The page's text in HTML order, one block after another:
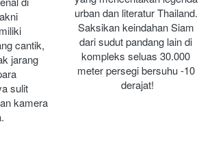
cantik,
jarang
sulit
kamera
urban dan literatur Thailand.
Saksikan keindahan Siam
dari sudut pandang lain di
kompleks seluas 30.000
meter persegi bersuhu -10
derajat!